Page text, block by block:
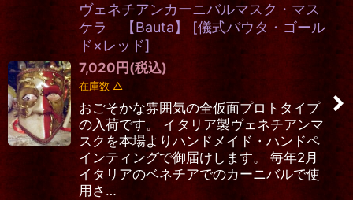
ヴェネチアンカーニバルマスク・マス
ケラ 【Bauta】
[儀式バウタ・ゴール
ド×レッド]
7,020 円 (税込)
在庫数 △
おごそかな雰囲気の全仮面プロトタイプ
の入荷です。 イタリア製ヴェネチアンマ
スクを本場よりハンドメイド・ハンドペ
インティングで御届けします。 毎年2月
イタリアのベネチアでのカーニバルで使
用さ…